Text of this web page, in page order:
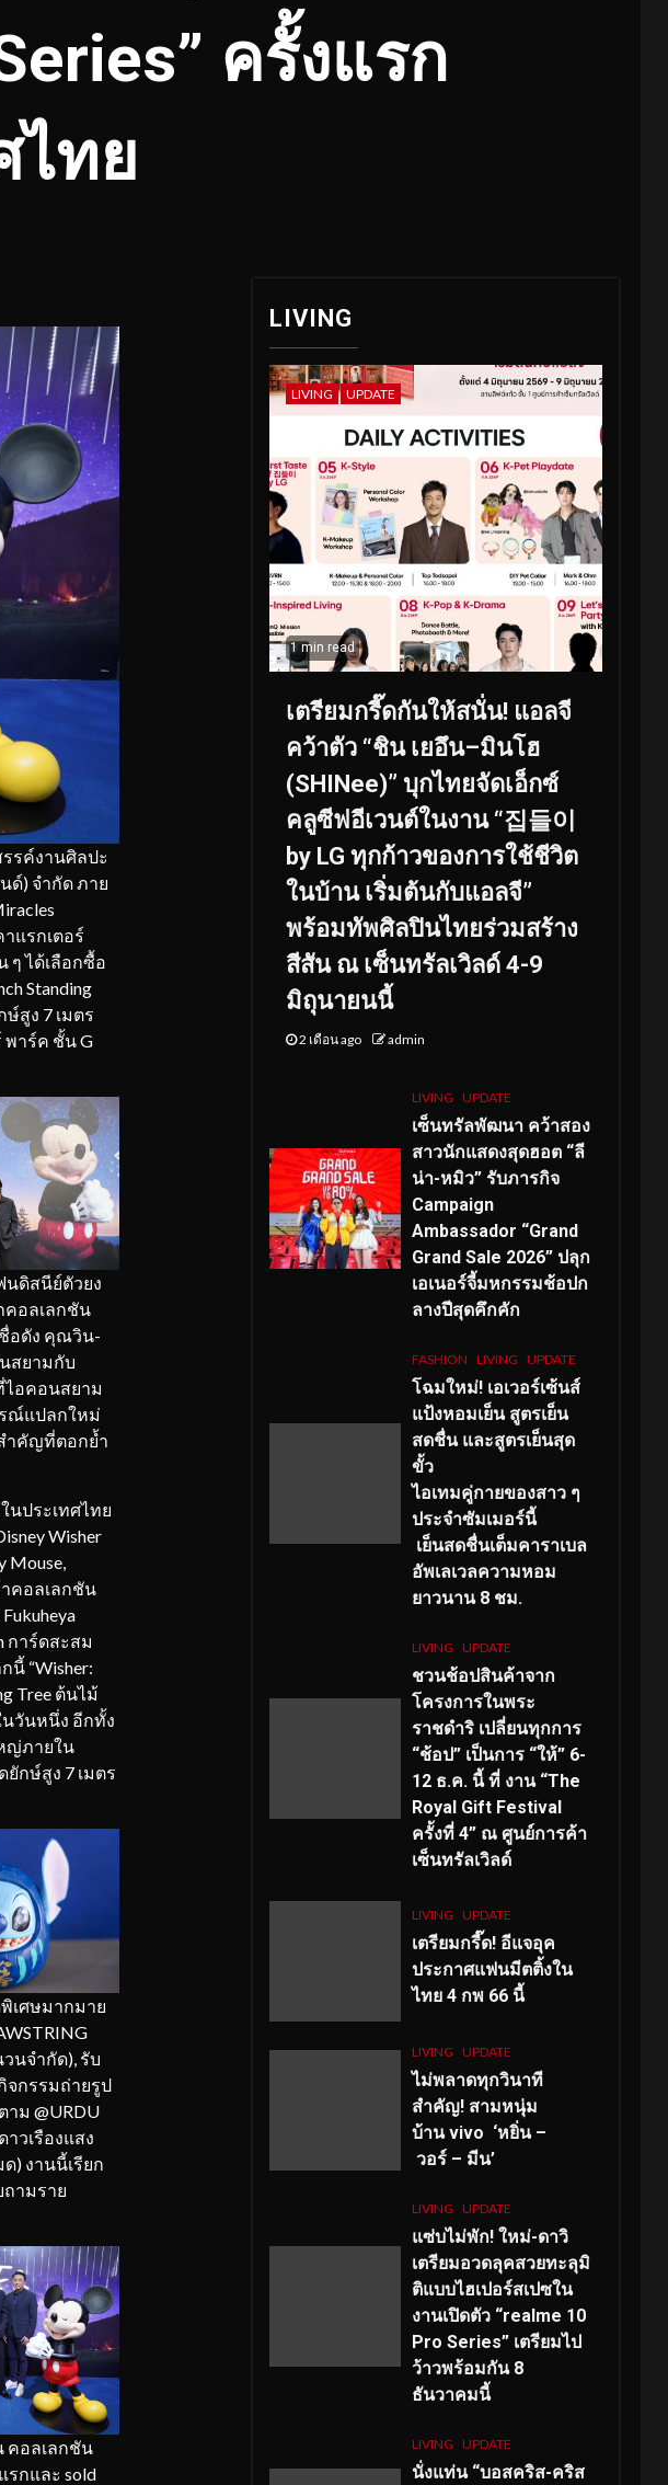
ครั้งแรก
ไทย
รค์งานศิลปะ
ด์) จำกัด ภาย
าแรกเตอร์
ๆ ได้เลือกซื้อ
Standing
สูง 7 เมตร
พาร์ค ชั้น G
นดิสนีย์ตัวยง
คอลเลกชัน
ชื่อดัง คุณวิน-
สยามกับ
ไอคอนสยาม
ณ์แปลกใหม่
ำคัญที่ตอกย้ำ
นประเทศไทย
Wisher
คอลเลกชัน
การ์ดสะสม
นี้ “Wisher:
Tree ต้นไม้
นวันหนึ่ง อีกทั้ง
ญ่ภายใน
กษ์สูง 7 เมตร
พิเศษมากมาย
นจำกัด), รับ
จกรรมถ่ายรูป
าม @URDU
วเรืองแสง
) งานนี้เรียก
ามราย
คอลเลกชัน
รกและ sold
LIVING
LIVING UPDATE
1 min read
เตรียมกรี๊ดกันให้สนั่น! แอลจี
คว้าตัว “ชิน เยอึน–มินโฮ
(SHINee)” บุกไทยจัดเอ็กซ์
คลูซีฟอีเวนต์ในงาน “집들이
by LG ทุกก้าวของการใช้ชีวิต
ในบ้าน เริ่มต้นกับแอลจี”
พร้อมทัพศิลปินไทยร่วมสร้าง
สีสัน ณ เซ็นทรัลเวิลด์ 4-9
มิถุนายนนี้
2 เดือน ago admin
LIVING UPDATE
เซ็นทรัลพัฒนา คว้าสอง
สาวนักแสดงสุดฮอต “ลี
น่า-หมิว” รับภารกิจ
Campaign
Ambassador “Grand
Grand Sale 2026” ปลุก
เอเนอร์จี้มหกรรมช้อปก
ลางปีสุดคึกคัก
FASHION LIVING UPDATE
โฉมใหม่! เอเวอร์เซ้นส์
แป้งหอมเย็น สูตรเย็น
สดชื่น และสูตรเย็นสุด
ขั้ว
ไอเทมคู่กายของสาว ๆ
ประจำซัมเมอร์นี้
เย็นสดชื่นเต็มคาราเบล
อัพเลเวลความหอม
ยาวนาน 8 ชม.
LIVING UPDATE
ชวนช้อปสินค้าจาก
โครงการในพระ
ราชดำริ เปลี่ยนทุกการ
“ช้อป” เป็นการ “ให้” 6-
12 ธ.ค. นี้ ที่ งาน “The
Royal Gift Festival
ครั้งที่ 4” ณ ศูนย์การค้า
เซ็นทรัลเวิลด์
LIVING UPDATE
เตรียมกรี๊ด! อีแจอุค
ประกาศแฟนมีตติ้งใน
ไทย 4 กพ 66 นี้
LIVING UPDATE
ไม่พลาดทุกวินาที
สำคัญ! สามหนุ่ม
บ้าน vivo ‘หยิ่น –
วอร์ – มีน’
LIVING UPDATE
แซ่บไม่พัก! ใหม่-ดาวิ
เตรียมอวดลุคสวยทะลุมิ
ติแบบไฮเปอร์สเปซใน
งานเปิดตัว “realme 10
Pro Series” เตรียมไป
ว้าวพร้อมกัน 8
ธันวาคมนี้
LIVING UPDATE
นั่งแท่น “บอสคริส-คริส